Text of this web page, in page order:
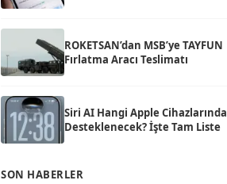
ROKETSAN’dan MSB’ye TAYFUN
Fırlatma Aracı Teslimatı
Siri AI Hangi Apple Cihazlarında
Desteklenecek? İşte Tam Liste
SON HABERLER